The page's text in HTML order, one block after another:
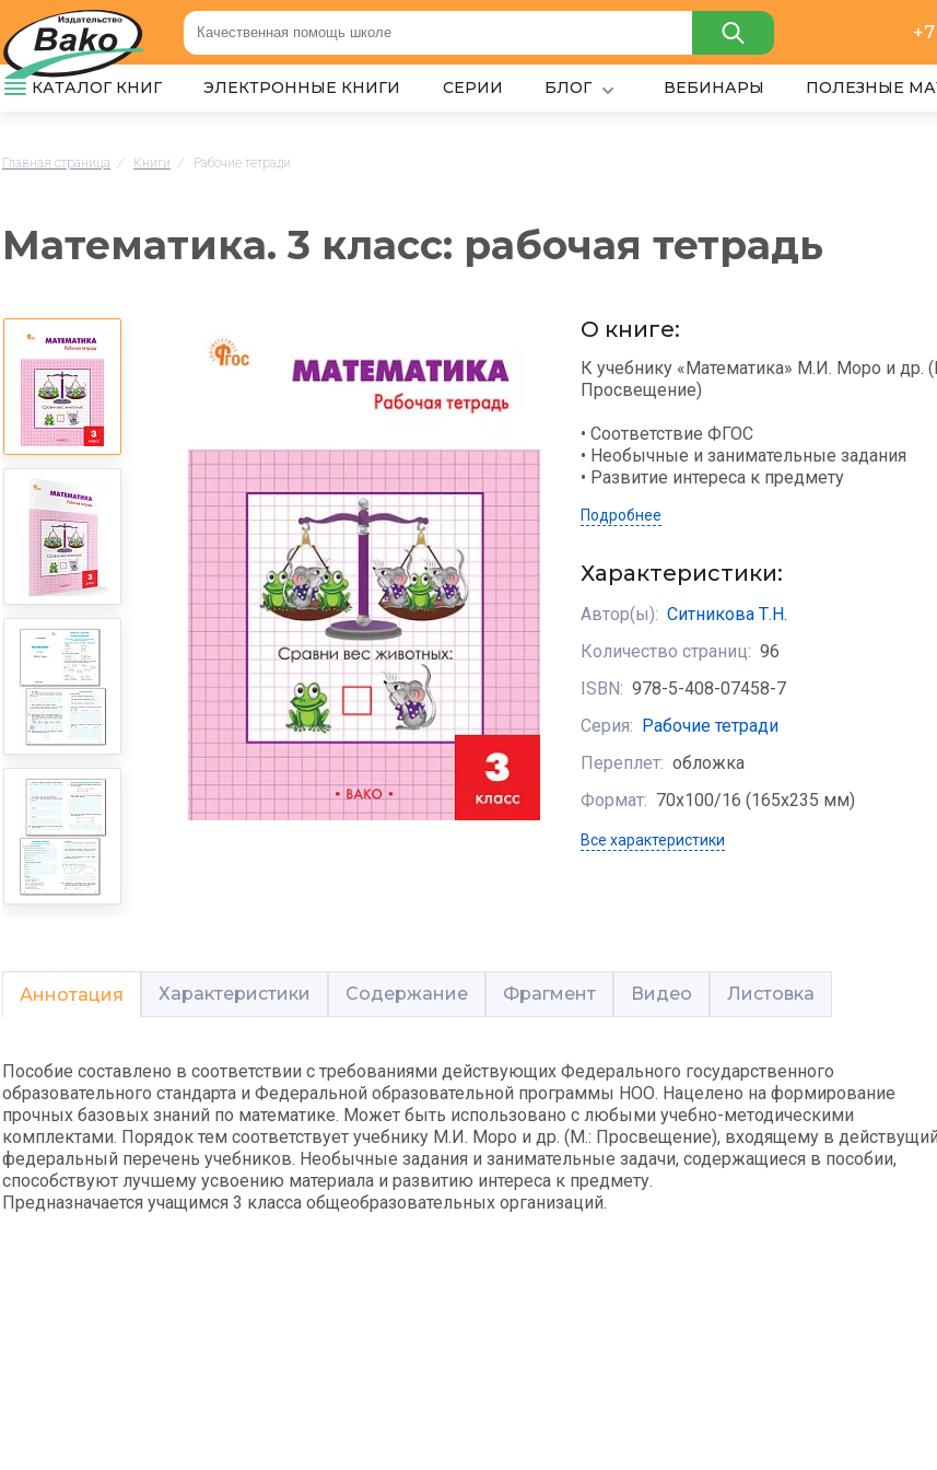
КАТАЛОГ КНИГ ЭЛЕКТРОННЫЕ КНИГИ СЕРИИ БЛОГ ВЕБИНАРЫ ПОЛЕЗНЫЕ
Главная страница / Книги / Рабочие тетради
Математика. 3 класс: рабочая тетрадь
О книге:
К учебнику «Математика» М.И. Моро и др.
Просвещение)
• Соответствие ФГОС
• Необычные и занимательные задания
• Развитие интереса к предмету
Подробнее
Характеристики:
Автор(ы): Ситникова Т.Н.
Количество страниц: 96
ISBN: 978-5-408-07458-7
Серия:
Рабочие тетради
Переплет: обложка
Формат: 70х100/16 (165x235 мм)
Все характеристики
Аннотация Характеристики Содержание Фрагмент Видео Листовка
Пособие составлено в соответствии с требованиями действующих Федерального государственного
образовательного стандарта и Федеральной образовательной программы НОО. Нацелено на формирование
прочных базовых знаний по математике. Может быть использовано с любыми учебно-методическими
комплектами. Порядок тем соответствует учебнику М.И. Моро и др. (М.: Просвещение), входящему в действущий
федеральный перечень учебников. Необычные задания и занимательные задачи, содержащиеся в пособии,
способствуют лучшему усвоению материала и развитию интереса к предмету.
Предназначается учащимся 3 класса общеобразовательных организаций.